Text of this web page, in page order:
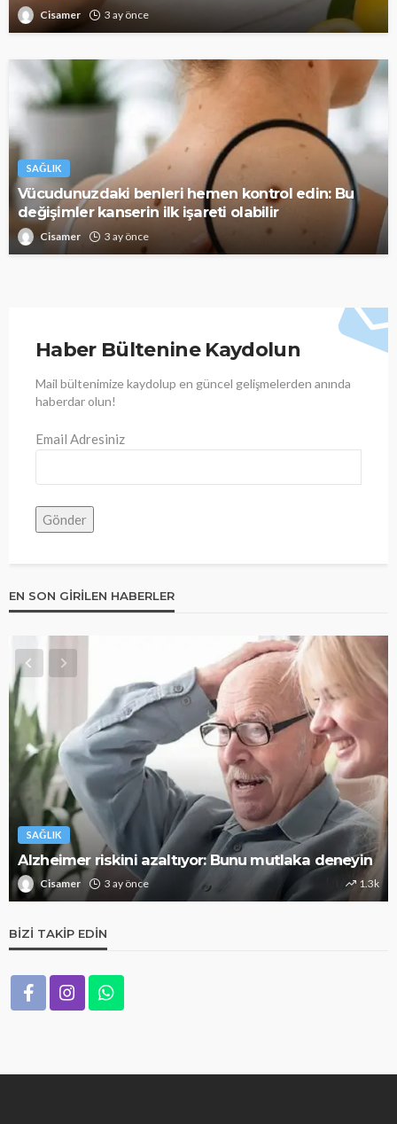
Cisamer 3 ay önce
SAĞLIK
Vücudunuzdaki benleri hemen kontrol edin: Bu
değişimler kanserin ilk işareti olabilir
Cisamer 3 ay önce
Haber Bültenine Kaydolun
Mail bültenimize kaydolup en güncel gelişmelerden anında
haberdar olun!
Email Adresiniz
EN SON GIRILEN HABERLER
SAĞLIK
Alzheimer riskini azaltıyor: Bunu mutlaka deneyin
Cisamer 3 ay önce 1.3k
BIZI TAKIP EDIN